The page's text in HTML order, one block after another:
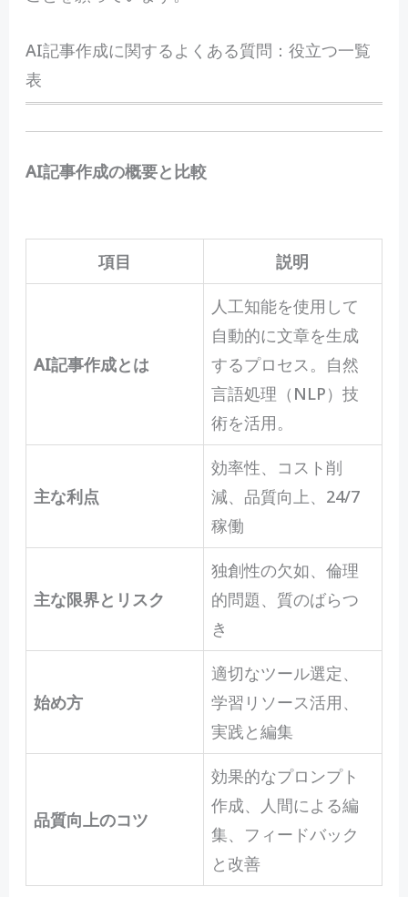
AI記事作成に関するよくある質問：役立つ一覧
表
AI記事作成の概要と比較
項目 説明
AI記事作成とは
人工知能を使用して
自動的に文章を生成
するプロセス。自然
言語処理（NLP）技
術を活用。
主な利点
効率性、コスト削
減、品質向上、24/7
稼働
主な限界とリスク
独創性の欠如、倫理
的問題、質のばらつ
き
始め方
適切なツール選定、
学習リソース活用、
実践と編集
品質向上のコツ
効果的なプロンプト
作成、人間による編
集、フィードバック
と改善